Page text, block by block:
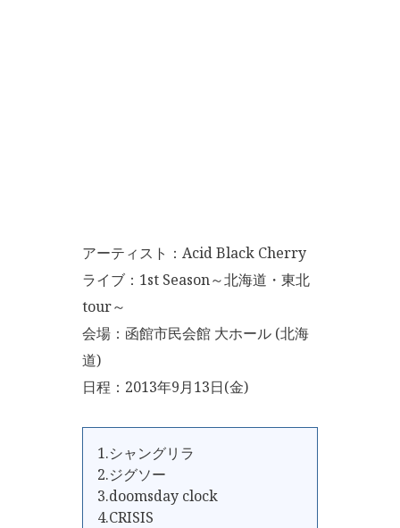
アーティスト：Acid Black Cherry
ライブ：1st Season～北海道・東北
tour～
会場：函館市民会館 大ホール (北海
道)
日程：2013年9月13日(金)
1.シャングリラ
2.ジグソー
3.doomsday clock
4.CRISIS